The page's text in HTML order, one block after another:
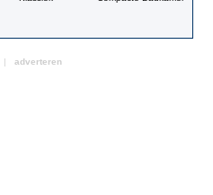
| adverteren